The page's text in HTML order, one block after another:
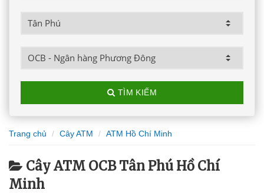
TÌM KIẾM
Trang chủ Cây ATM ATM Hồ Chí Minh
Cây ATM OCB Tân Phú Hồ Chí
Minh